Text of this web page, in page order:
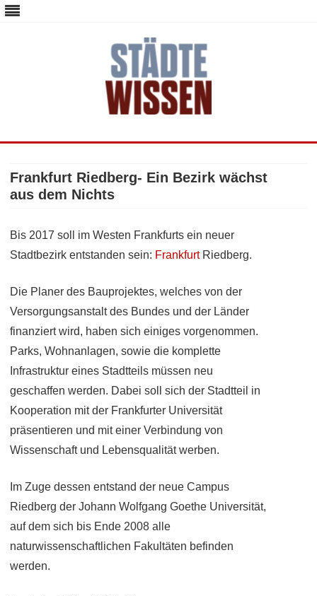
Deutschlands Metropolen
Skip
content
Frankfurt Riedberg- Ein Bezirk wächst
aus dem Nichts
Bis 2017 soll im Westen Frankfurts ein neuer
Stadtbezirk entstanden sein: FrankfurtRiedberg.
Die Planer des Bauprojektes, welches von der
Versorgungsanstalt des Bundes und der Länder
finanziert wird, haben sich einiges vorgenommen.
Parks, Wohnanlagen, sowie die komplette
Infrastruktur eines Stadtteils müssen neu
geschaffen werden. Dabei soll sich der Stadtteil in
Kooperation mit der Frankfurter Universität
präsentieren und mit einer Verbindung von
Wissenschaft und Lebensqualität werben.
Im Zuge dessen entstand der neue Campus
Riedberg der Johann Wolfgang Goethe Universität,
auf dem sich bis Ende 2008 alle
naturwissenschaftlichen Fakultäten befinden
werden.